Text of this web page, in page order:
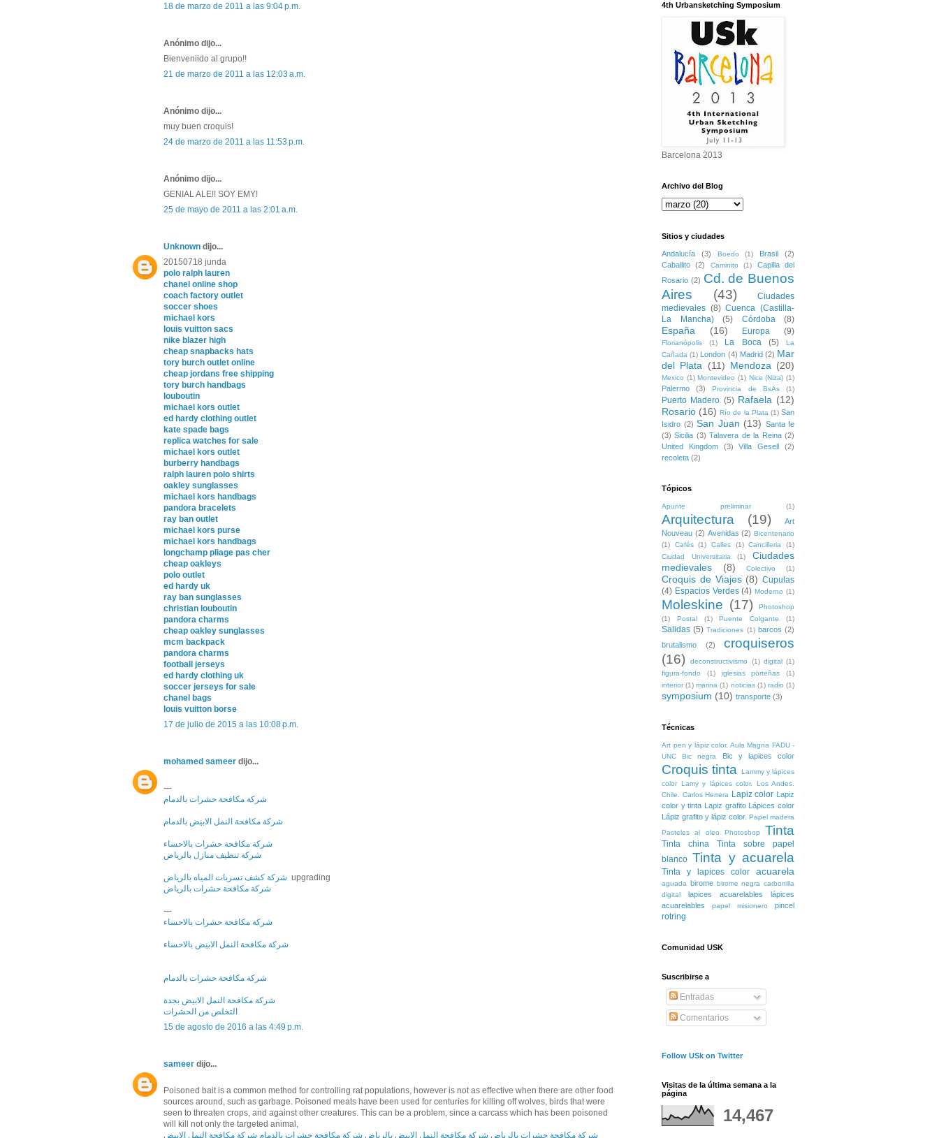
18 de marzo de 2011 a las 9:04 p.m.
Anónimo dijo...
Bienveniido al grupo!!
21 de marzo de 2011 a las 12:03 a.m.
Anónimo dijo...
muy buen croquis!
24 de marzo de 2011 a las 11:53 p.m.
Anónimo dijo...
GENIAL ALE!! SOY EMY!
25 de mayo de 2011 a las 2:01 a.m.
Unknown dijo...
20150718 junda
polo ralph lauren
chanel online shop
coach factory outlet
soccer shoes
michael kors
louis vuitton sacs
nike blazer high
cheap snapbacks hats
tory burch outlet online
cheap jordans free shipping
tory burch handbags
louboutin
michael kors outlet
ed hardy clothing outlet
kate spade bags
replica watches for sale
michael kors outlet
burberry handbags
ralph lauren polo shirts
oakley sunglasses
michael kors handbags
pandora bracelets
ray ban outlet
michael kors purse
michael kors handbags
longchamp pliage pas cher
cheap oakleys
polo outlet
ed hardy uk
ray ban sunglasses
christian louboutin
pandora charms
cheap oakley sunglasses
mcm backpack
pandora charms
football jerseys
ed hardy clothing uk
soccer jerseys for sale
chanel bags
louis vuitton borse
17 de julio de 2015 a las 10:08 p.m.
mohamed sameer dijo...
---
شركة مكافحة حشرات بالدمام
شركة مكافحة النمل الابيض بالدمام
شركة مكافحة حشرات بالاحساء
شركة تنظيف منازل بالرياض
شركة كشف تسربات المياه بالرياض upgrading
شركة مكافحة حشرات بالرياض
---
شركة مكافحة حشرات بالاحساء
شركة مكافحة النمل الابيض بالاحساء
شركة مكافحة حشرات بالدمام
شركة مكافحة النمل الابيض بجدة
التخلص من الحشرات
15 de agosto de 2016 a las 4:49 p.m.
sameer dijo...
Poisoned bait is a common method for controlling rat populations, however is not as effective when there are other food
sources around, such as garbage. Poisoned meats have been used for centuries for killing off wolves, birds that were
seen to threaten crops, and against other creatures. This can be a problem, since a carcass which has been poisoned
will kill not only the targeted animal,
شركة مكافحة حشرات بالرياض شركة مكافحة النمل الابيض بالرياض شركة مكافحة حشرات بالدمام شركة مكافحة النمل الابيض
4th Urbansketching Symposium
Barcelona 2013
Archivo del Blog
Sitios y ciudades
Andalucía (3) Boedo (1) Brasil
(2)
Caballito
(2) Caminito (1)
Capilla del
Rosario (2) Cd. de Buenos
Aires
(43)
Ciudades
medievales (8) Cuenca (Castilla-
La Mancha)
(5) Córdoba (8)
España (16) Europa (9)
Florianópolis (1) La Boca (5)
La
Cañada (1) London (4) Madrid (2) Mar
del Plata (11) Mendoza (20)
Mexico (1) Montevideo (1) Nice (Niza) (1)
Palermo (3) Provincia de BsAs (1)
Puerto Madero (5) Rafaela (12)
Rosario (16) Río de la Plata (1) San
Isidro (2) San Juan (13) Santa fe
(3) Sicilia (3) Talavera de la Reina (2)
United Kingdom
(3) Villa Gesell
(2)
recoleta (2)
Tópicos
Apunte preliminar (1)
Arquitectura (19)
Art
Nouveau (2) Avenidas (2) Bicentenario
(1)
Cafés (1) Calles (1) Cancilleria
(1)
Ciudad Universitaria
(1)
Ciudades
medievales
(8) Colectivo (1)
Croquis de Viajes (8) Cupulas
(4) Espacios Verdes (4) Moderno (1)
Moleskine (17)
Photoshop
(1)
Postal (1) Puente Colgante (1)
Salidas (5) Tradiciones (1) barcos (2)
brutalismo
(2)
croquiseros
(16)
deconstructivismo (1) digital
(1)
figura-fondo
(1) iglesias porteñas
(1)
interior (1) marina (1) noticias (1) radio (1)
symposium (10) transporte (3)
Técnicas
Art pen y lápiz color. Aula Magna FADU -
UNC
Bic negra Bic y lapices color
Croquis tinta
Lammy y lápices
color
Lamy y lápices color. Los Andes.
Chile. Carlos Herrera Lapiz color
Lapiz
color y tinta
Lapiz grafito
Lápices color
Lápiz grafito y lápiz color. Papel madera
Pasteles al oleo
Photoshop Tinta
Tinta china
Tinta sobre papel
blanco Tinta y acuarela
Tinta y lapices color acuarela
aguada birome birome negra carbonilla
digital
lapices acuarelables
lápices
acuarelables
papel misionero pincel
rotring
Comunidad USK
Suscribirse a
Entradas
Comentarios
Follow USk on Twitter
Visitas de la última semana a la
página
14,467